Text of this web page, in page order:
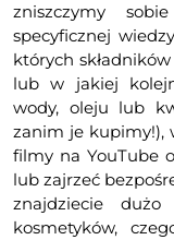
zniszczymy
specyficznej
których
lub w jakiej
wody, oleju lub
zanim je kupimy!),
filmy na YouTube
lub zajrzeć
znajdziecie
kosmetyków,